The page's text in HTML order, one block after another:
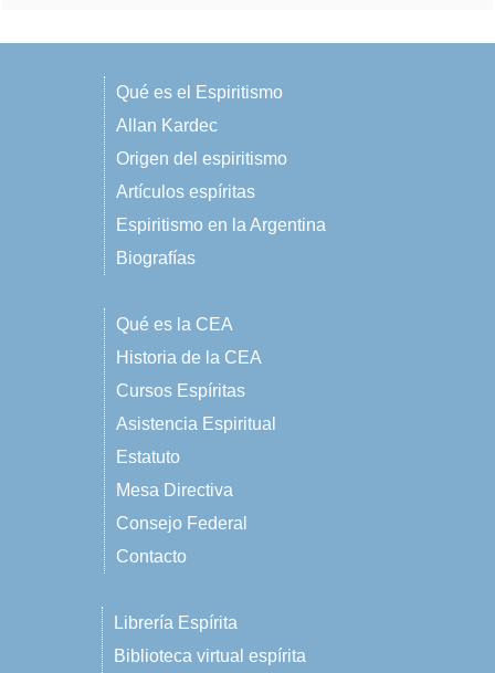
Qué es el Espiritismo
Allan Kardec
Origen del espiritismo
Artículos espíritas
Espiritismo en la Argentina
Biografías
Qué es la CEA
Historia de la CEA
Cursos Espíritas
Asistencia Espiritual
Estatuto
Mesa Directiva
Consejo Federal
Contacto
Librería Espírita
Biblioteca virtual espírita